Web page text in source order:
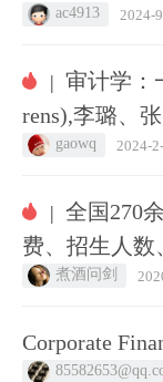
ac4913 2024-
| 审计学：
rens),李璐、
gaowq 2024-
| 全国270
费、招生人数
煮酒问剑
Corporate